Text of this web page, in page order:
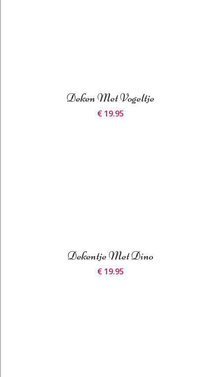
Deken Met Vogeltje
€ 19.95
Dekentje Met Dino
€ 19.95